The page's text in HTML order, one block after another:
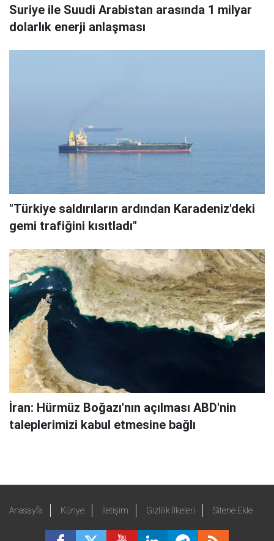
Suriye ile Suudi Arabistan arasında 1 milyar
dolarlık enerji anlaşması
"Türkiye saldırıların ardından Karadeniz'deki
gemi trafiğini kısıtladı"
İran: Hürmüz Boğazı'nın açılması ABD'nin
taleplerimizi kabul etmesine bağlı
Anasayfa Künye İletişim Gizlilik İlkeleri Sitene Ekle